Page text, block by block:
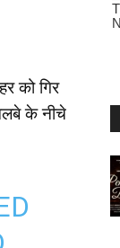
को गिर
के नीचे